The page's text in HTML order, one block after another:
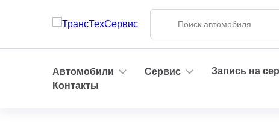
Автомобили Сервис Запись на
Контакты